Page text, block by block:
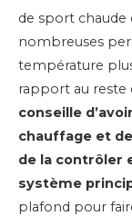
de sport chaude
nombreuses
température
rapport au reste
conseille
chauffage et
de la contrôler
système
plafond pour